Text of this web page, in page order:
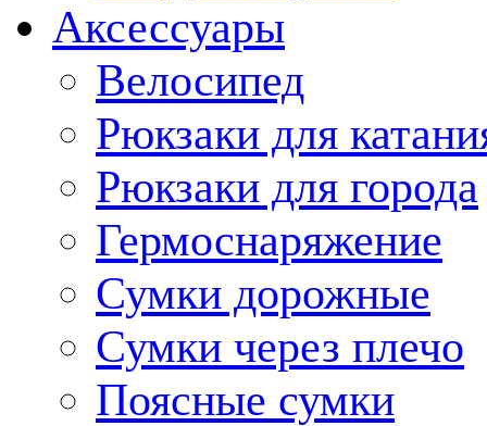
Аксессуары
Велосипед
Рюкзаки для
Рюкзаки для города
Гермоснаряжение
Сумки дорожные
Сумки через плечо
Поясные сумки